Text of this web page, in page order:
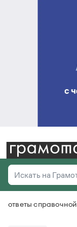
Искать на
Везде
ответы